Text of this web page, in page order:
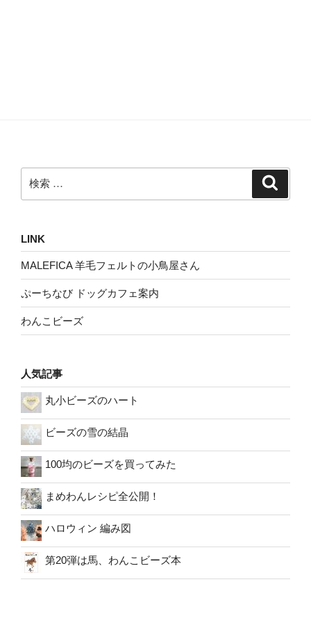
検
索:
LINK
MALEFICA 羊毛フェルトの小鳥屋さん
ぷーちなび ドッグカフェ案内
わんこビーズ
人気記事
丸小ビーズのハート
ビーズの雪の結晶
100均のビーズを買ってみた
まめわんレシピ全公開！
ハロウィン 編み図
第20弾は馬、わんこビーズ本